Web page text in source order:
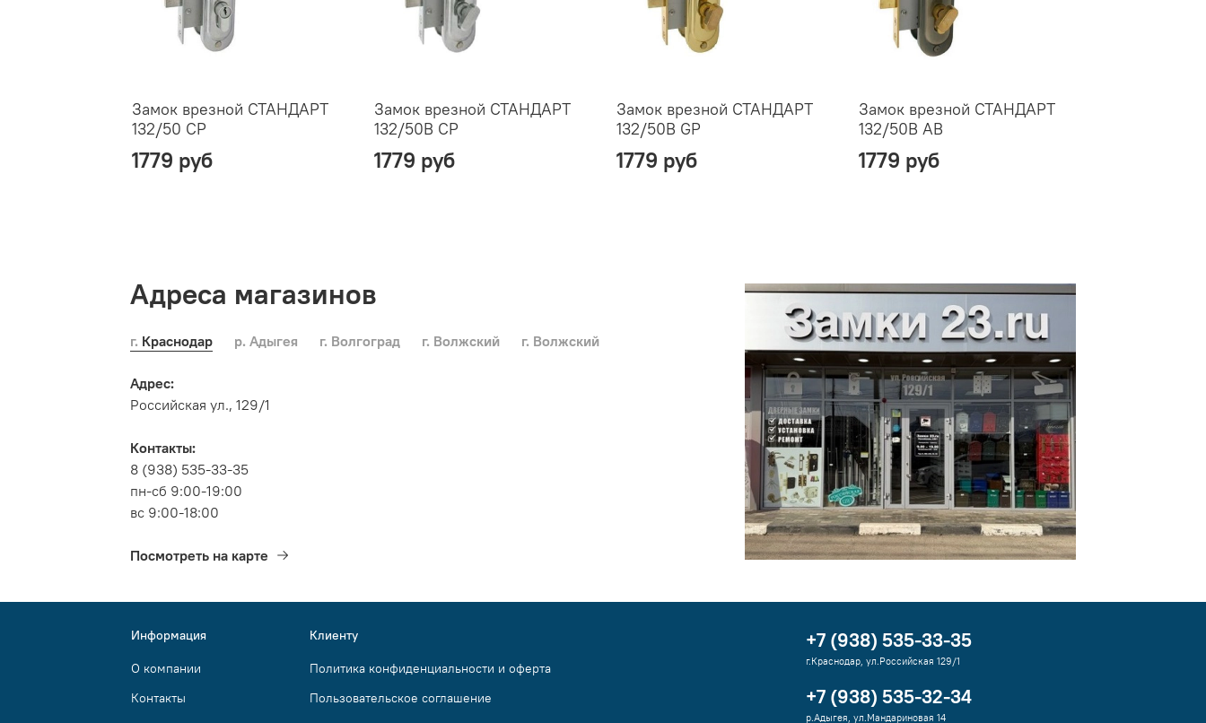
Замок врезной СТАНДАРТ
132/50 CP
1779 руб
Замок врезной СТАНДАРТ
132/50B CP
1779 руб
Замок врезной СТАНДАРТ
132/50В GP
1779 руб
Замок врезной СТАНДАРТ
132/50B AB
1779 руб
Адреса магазинов
г. Краснодар р. Адыгея г. Волгоград г. Волжский г. Волжский
Адрес:
Российская ул., 129/1
Контакты:
8 (938) 535-33-35
пн-сб 9:00-19:00
вс 9:00-18:00
Посмотреть на карте
Информация
О компании
Контакты
Клиенту
Политика конфиденциальности и оферта
Пользовательское соглашение
+7 (938) 535-33-35
г.Краснодар, ул.Российская 129/1
+7 (938) 535-32-34
р.Адыгея, ул.Мандариновая 14